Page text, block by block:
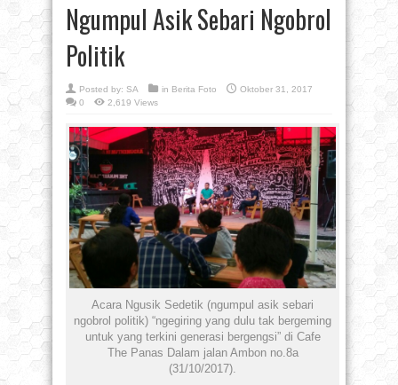
Ngumpul Asik Sebari Ngobrol
Politik
Posted by: SA in Berita Foto
Oktober 31, 2017
0
2,619 Views
Acara Ngusik Sedetik (ngumpul asik sebari
ngobrol politik) “ngegiring yang dulu tak bergeming
untuk yang terkini generasi bergengsi” di Cafe
The Panas Dalam jalan Ambon no.8a
(31/10/2017).